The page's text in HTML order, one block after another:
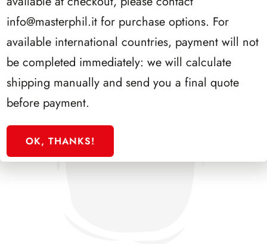
info@masterphil.it for purchase options. For
available international countries, payment will not
be completed immediately: we will calculate
shipping manually and send you a final quote
before payment.
OK, THANKS!